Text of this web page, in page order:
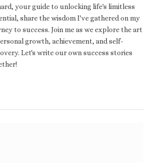
your guide to unlocking life's limitless
share the wisdom I've gathered on my
to success. Join me as we explore the art
growth, achievement, and self-
Let's write our own success stories